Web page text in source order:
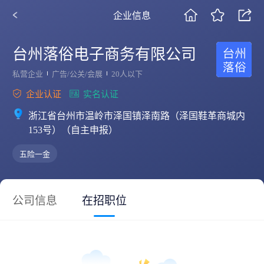
企业信息
台州落俗电子商务有限公司
私营企业 广告/公关/会展 20人以下
企业认证 实名认证
浙江省台州市温岭市泽国镇泽南路（泽国鞋革商城内
153号）（自主申报）
五险一金
公司信息 在招职位